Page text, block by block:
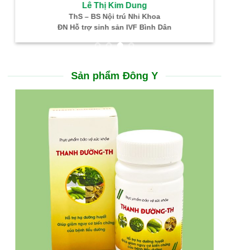
Lê Thị Kim Dung
ThS – BS Nội trú Nhi Khoa
ĐN Hỗ trợ sinh sản IVF Bình Dân
Sản phẩm Đông Y